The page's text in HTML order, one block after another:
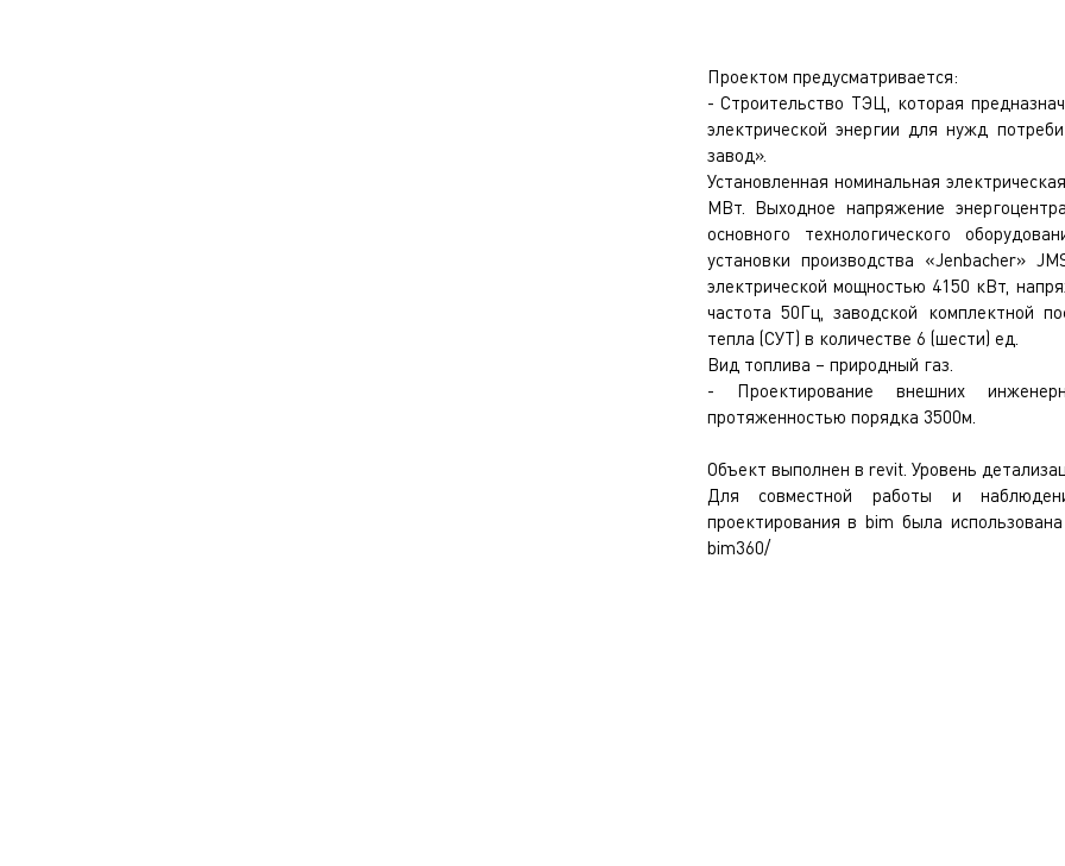
Проектом предусматривается: ​
- Строительство ТЭЦ, которая
электрической энергии для нужд
завод». ​
Установленная номинальная
МВт. ​Выходное напряжение
основного технологического
установки производства «Jenbacher»
электрической мощностью 4150 кВт,
частота 50Гц, заводской комплектной
тепла (СУТ) в количестве 6 (шести) ед.​
Вид топлива – природный газ.​
- Проектирование внешних
протяженностью порядка 3500м.
Объект выполнен в revit. Уровень
Для совместной работы и
проектирования в bim была
bim360/​